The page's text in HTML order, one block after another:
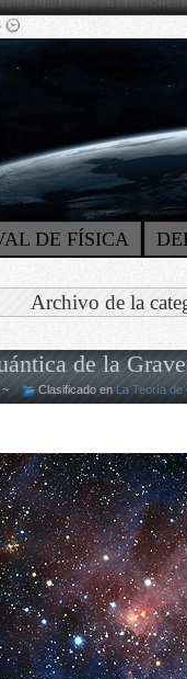
DE FÍSICA
Archivo de la
de la
~ Clasificado en La Teoría de